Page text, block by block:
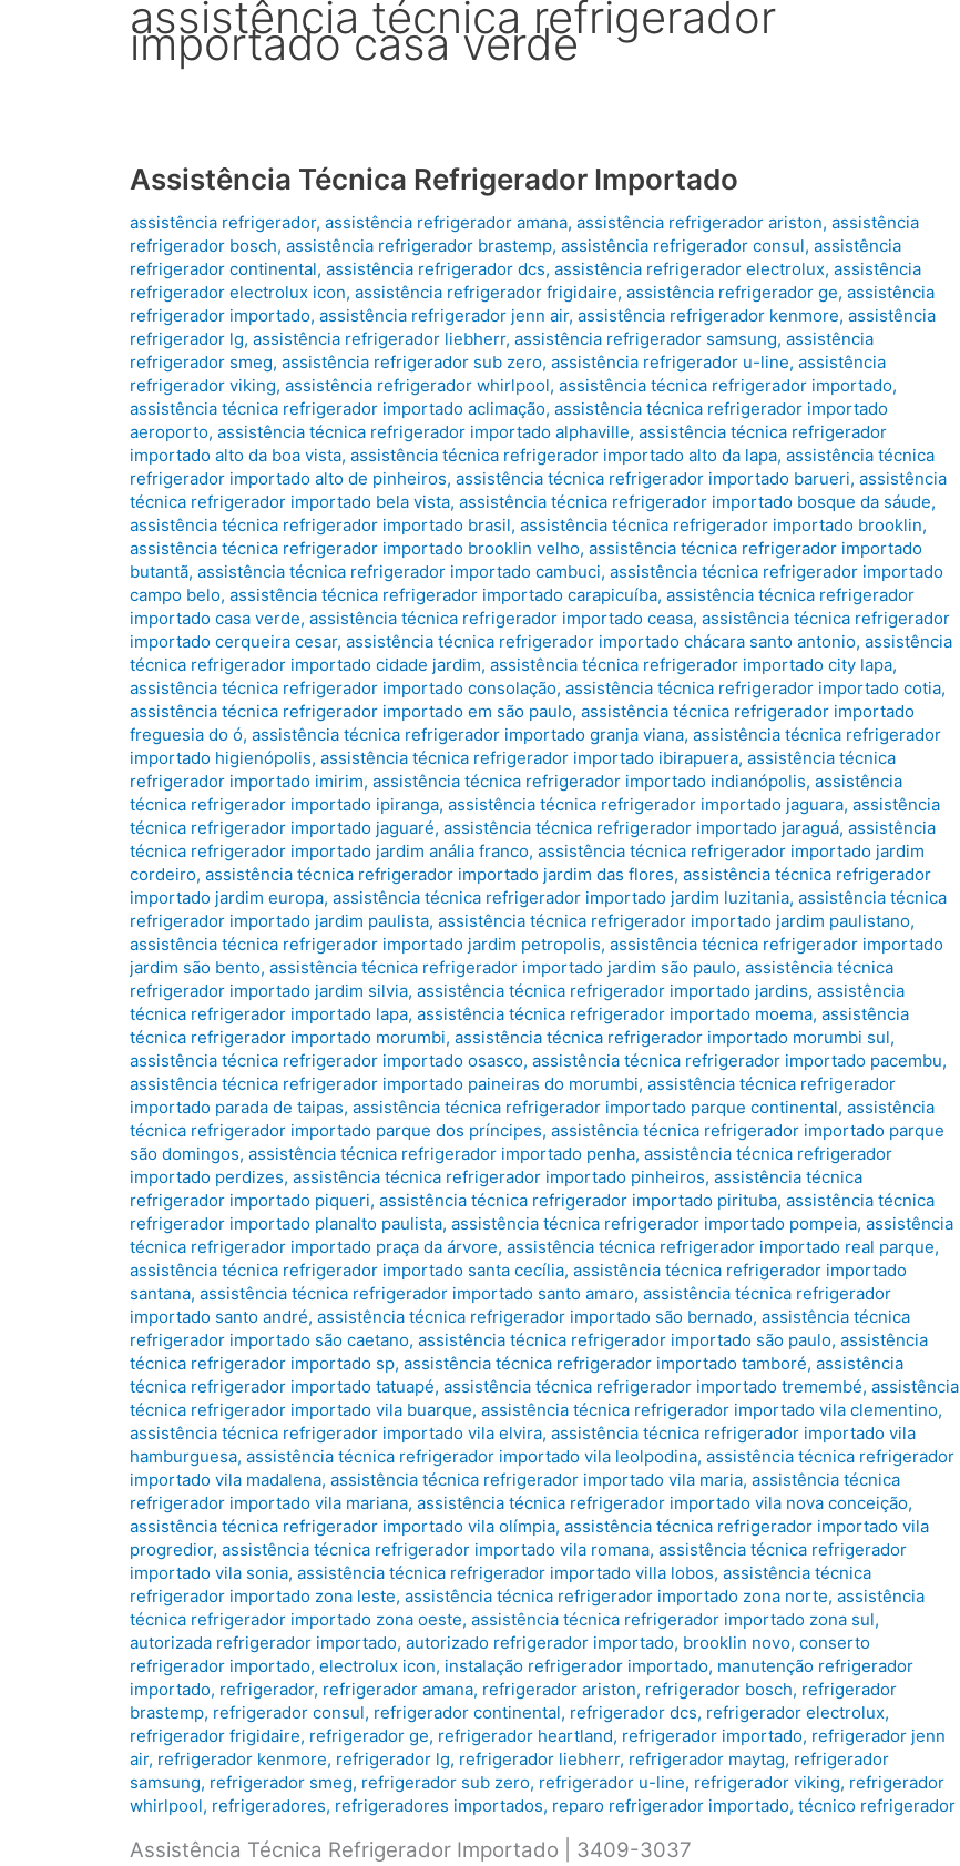
assistência técnica refrigerador
importado casa verde
Assistência Técnica Refrigerador Importado
assistência refrigerador, assistência refrigerador amana, assistência refrigerador ariston, assistência
refrigerador bosch, assistência refrigerador brastemp, assistência refrigerador consul, assistência
refrigerador continental, assistência refrigerador dcs, assistência refrigerador electrolux, assistência
refrigerador electrolux icon, assistência refrigerador frigidaire, assistência refrigerador ge, assistência
refrigerador importado, assistência refrigerador jenn air, assistência refrigerador kenmore, assistência
refrigerador lg, assistência refrigerador liebherr, assistência refrigerador samsung, assistência
refrigerador smeg, assistência refrigerador sub zero, assistência refrigerador u-line, assistência
refrigerador viking, assistência refrigerador whirlpool, assistência técnica refrigerador importado,
assistência técnica refrigerador importado aclimação, assistência técnica refrigerador importado
aeroporto, assistência técnica refrigerador importado alphaville, assistência técnica refrigerador
importado alto da boa vista, assistência técnica refrigerador importado alto da lapa, assistência técnica
refrigerador importado alto de pinheiros, assistência técnica refrigerador importado barueri, assistência
técnica refrigerador importado bela vista, assistência técnica refrigerador importado bosque da sáude,
assistência técnica refrigerador importado brasil, assistência técnica refrigerador importado brooklin,
assistência técnica refrigerador importado brooklin velho, assistência técnica refrigerador importado
butantã, assistência técnica refrigerador importado cambuci, assistência técnica refrigerador importado
campo belo, assistência técnica refrigerador importado carapicuíba, assistência técnica refrigerador
importado casa verde, assistência técnica refrigerador importado ceasa, assistência técnica refrigerador
importado cerqueira cesar, assistência técnica refrigerador importado chácara santo antonio, assistência
técnica refrigerador importado cidade jardim, assistência técnica refrigerador importado city lapa,
assistência técnica refrigerador importado consolação, assistência técnica refrigerador importado cotia,
assistência técnica refrigerador importado em são paulo, assistência técnica refrigerador importado
freguesia do ó, assistência técnica refrigerador importado granja viana, assistência técnica refrigerador
importado higienópolis, assistência técnica refrigerador importado ibirapuera, assistência técnica
refrigerador importado imirim, assistência técnica refrigerador importado indianópolis, assistência
técnica refrigerador importado ipiranga, assistência técnica refrigerador importado jaguara, assistência
técnica refrigerador importado jaguaré, assistência técnica refrigerador importado jaraguá, assistência
técnica refrigerador importado jardim anália franco, assistência técnica refrigerador importado jardim
cordeiro, assistência técnica refrigerador importado jardim das flores, assistência técnica refrigerador
importado jardim europa, assistência técnica refrigerador importado jardim luzitania, assistência técnica
refrigerador importado jardim paulista, assistência técnica refrigerador importado jardim paulistano,
assistência técnica refrigerador importado jardim petropolis, assistência técnica refrigerador importado
jardim são bento, assistência técnica refrigerador importado jardim são paulo, assistência técnica
refrigerador importado jardim silvia, assistência técnica refrigerador importado jardins, assistência
técnica refrigerador importado lapa, assistência técnica refrigerador importado moema, assistência
técnica refrigerador importado morumbi, assistência técnica refrigerador importado morumbi sul,
assistência técnica refrigerador importado osasco, assistência técnica refrigerador importado pacembu,
assistência técnica refrigerador importado paineiras do morumbi, assistência técnica refrigerador
importado parada de taipas, assistência técnica refrigerador importado parque continental, assistência
técnica refrigerador importado parque dos príncipes, assistência técnica refrigerador importado parque
são domingos, assistência técnica refrigerador importado penha, assistência técnica refrigerador
importado perdizes, assistência técnica refrigerador importado pinheiros, assistência técnica
refrigerador importado piqueri, assistência técnica refrigerador importado pirituba, assistência técnica
refrigerador importado planalto paulista, assistência técnica refrigerador importado pompeia, assistência
técnica refrigerador importado praça da árvore, assistência técnica refrigerador importado real parque,
assistência técnica refrigerador importado santa cecília, assistência técnica refrigerador importado
santana, assistência técnica refrigerador importado santo amaro, assistência técnica refrigerador
importado santo andré, assistência técnica refrigerador importado são bernado, assistência técnica
refrigerador importado são caetano, assistência técnica refrigerador importado são paulo, assistência
técnica refrigerador importado sp, assistência técnica refrigerador importado tamboré, assistência
técnica refrigerador importado tatuapé, assistência técnica refrigerador importado tremembé, assistência
técnica refrigerador importado vila buarque, assistência técnica refrigerador importado vila clementino,
assistência técnica refrigerador importado vila elvira, assistência técnica refrigerador importado vila
hamburguesa, assistência técnica refrigerador importado vila leolpodina, assistência técnica refrigerador
importado vila madalena, assistência técnica refrigerador importado vila maria, assistência técnica
refrigerador importado vila mariana, assistência técnica refrigerador importado vila nova conceição,
assistência técnica refrigerador importado vila olímpia, assistência técnica refrigerador importado vila
progredior, assistência técnica refrigerador importado vila romana, assistência técnica refrigerador
importado vila sonia, assistência técnica refrigerador importado villa lobos, assistência técnica
refrigerador importado zona leste, assistência técnica refrigerador importado zona norte, assistência
técnica refrigerador importado zona oeste, assistência técnica refrigerador importado zona sul,
autorizada refrigerador importado, autorizado refrigerador importado, brooklin novo, conserto
refrigerador importado, electrolux icon, instalação refrigerador importado, manutenção refrigerador
importado, refrigerador, refrigerador amana, refrigerador ariston, refrigerador bosch, refrigerador
brastemp, refrigerador consul, refrigerador continental, refrigerador dcs, refrigerador electrolux,
refrigerador frigidaire, refrigerador ge, refrigerador heartland, refrigerador importado, refrigerador jenn
air, refrigerador kenmore, refrigerador lg, refrigerador liebherr, refrigerador maytag, refrigerador
samsung, refrigerador smeg, refrigerador sub zero, refrigerador u-line, refrigerador viking, refrigerador
whirlpool, refrigeradores, refrigeradores importados, reparo refrigerador importado, técnico refrigerador
Assistência Técnica Refrigerador Importado | 3409-3037